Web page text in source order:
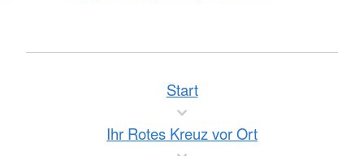
Start
Ihr Rotes Kreuz vor Ort